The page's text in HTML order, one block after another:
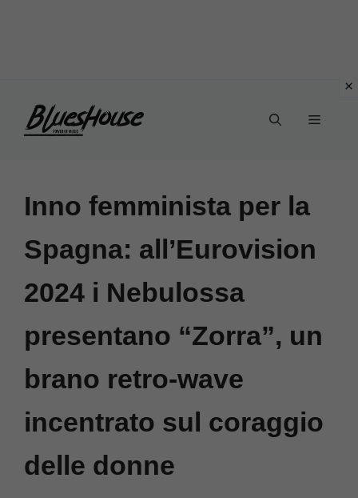
Menu
Inno femminista per la
Spagna: all’Eurovision
2024 i Nebulossa
presentano “Zorra”, un
brano retro-wave
incentrato sul coraggio
delle donne